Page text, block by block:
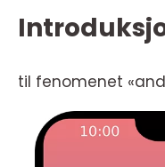
til fenomenet